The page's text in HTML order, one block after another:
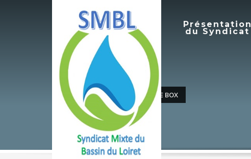
Présentation
du Syndicat
ACCUEIL ELEMENTS – IMAGE BOX
7 août 2026